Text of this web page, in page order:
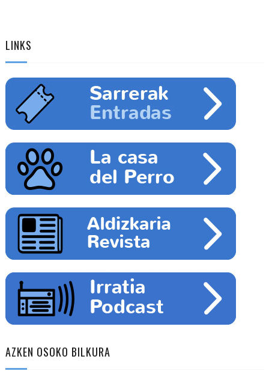
LINKS
AZKEN OSOKO BILKURA